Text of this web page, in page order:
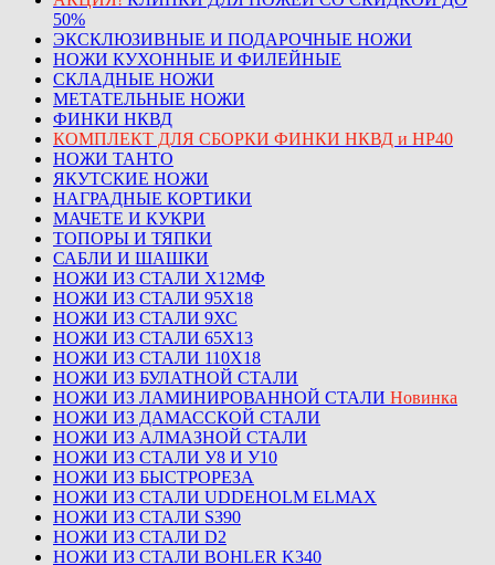
50%
ЭКСКЛЮЗИВНЫЕ И ПОДАРОЧНЫЕ НОЖИ
НОЖИ КУХОННЫЕ И ФИЛЕЙНЫЕ
СКЛАДНЫЕ НОЖИ
МЕТАТЕЛЬНЫЕ НОЖИ
ФИНКИ НКВД
КОМПЛЕКТ ДЛЯ СБОРКИ ФИНКИ НКВД и НР40
НОЖИ ТАНТО
ЯКУТСКИЕ НОЖИ
НАГРАДНЫЕ КОРТИКИ
МАЧЕТЕ И КУКРИ
ТОПОРЫ И ТЯПКИ
САБЛИ И ШАШКИ
НОЖИ ИЗ СТАЛИ Х12МФ
НОЖИ ИЗ СТАЛИ 95Х18
НОЖИ ИЗ СТАЛИ 9ХС
НОЖИ ИЗ СТАЛИ 65Х13
НОЖИ ИЗ СТАЛИ 110Х18
НОЖИ ИЗ БУЛАТНОЙ СТАЛИ
НОЖИ ИЗ ЛАМИНИРОВАННОЙ СТАЛИ Новинка
НОЖИ ИЗ ДАМАССКОЙ СТАЛИ
НОЖИ ИЗ АЛМАЗНОЙ СТАЛИ
НОЖИ ИЗ СТАЛИ У8 И У10
НОЖИ ИЗ БЫСТРОРЕЗА
НОЖИ ИЗ СТАЛИ UDDEHOLM ELMAX
НОЖИ ИЗ СТАЛИ S390
НОЖИ ИЗ СТАЛИ D2
НОЖИ ИЗ СТАЛИ BOHLER K340